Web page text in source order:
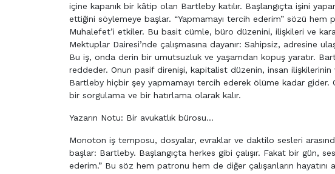
içine kapanık bir kâtip olan Bartleby katılır. Başlangıçta işini
ettiğini söylemeye başlar. “Yapmamayı tercih ederim” sözü
Muhalefet’i etkiler. Bu basit cümle, büro düzenini, ilişkileri ve
Mektuplar Dairesi’nde çalışmasına dayanır: Sahipsiz, adresine
Bu iş, onda derin bir umutsuzluk ve yaşamdan kopuş yaratır.
reddeder. Onun pasif direnişi, kapitalist düzenin, insan ilişkilerinin
Bartleby hiçbir şey yapmamayı tercih ederek ölüme kadar gider.
bir sorgulama ve bir hatırlama olarak kalır.
Yazarın Notu: Bir avukatlık bürosu…
Monoton iş temposu, dosyalar, evraklar ve daktilo sesleri
başlar: Bartleby. Başlangıçta herkes gibi çalışır. Fakat bir gün,
ederim.” Bu söz hem patronu hem de diğer çalışanların